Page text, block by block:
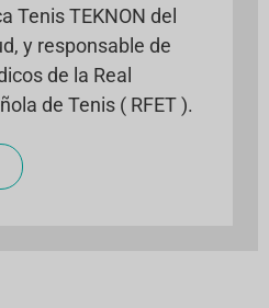
Tenis TEKNON del
y responsable de
de la Real
de Tenis ( RFET ).